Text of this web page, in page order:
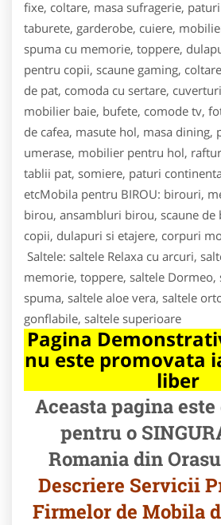
fixe, coltare, masa sufragerie,
taburete, garderobe, cuiere,
spuma cu memorie, toppere,
pentru copii, scaune gaming,
de pat, comoda cu sertare,
mobilier baie, bufete, comode tv,
de cafea, masute hol, masa dining,
umerase, mobilier pentru hol,
tablii pat, somiere, paturi
etcMobila pentru BIROU: birouri,
birou, ansambluri birou, scaune
copii, dulapuri si etajere, corpuri
Saltele: saltele Relaxa cu arcuri,
memorie, toppere, saltele Dormeo,
spuma, saltele aloe vera, saltele
gonflabile, saltele superioare
Pagina
nu este promovata
liber
Aceasta pagina
pentru o
Romania din
Descriere Servicii
Firmelor de Mobila